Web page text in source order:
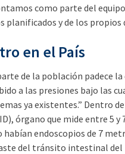
como parte del
planificados y de los propios
en el País
de la población padece
a las presiones bajo las
ya existentes.” Dentro
órgano que mide entre 5
habían endoscopios de 7
del tránsito intestinal del